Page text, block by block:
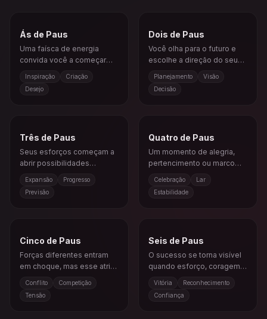
Ás de Paus
Uma faísca de energia
convida você a começar
vida.
Inspiração
Criação
Desejo
Dois de Paus
Você olha para o futuro e
escolhe a direção do seu
Planejamento
Visão
Decisão
Três de Paus
Seus esforços começam a
abrir possibilidades
futuro.
Expansão
Progresso
Previsão
Quatro de Paus
Um momento de alegria,
pertencimento ou marco
de apoio.
Celebração
Lar
Estabilidade
Cinco de Paus
Forças diferentes entram
em choque, mas esse atrito
Conflito
Competição
Tensão
Seis de Paus
O sucesso se torna visível
quando esforço, coragem e
apoio se alinham.
Vitória
Reconhecimento
Confiança